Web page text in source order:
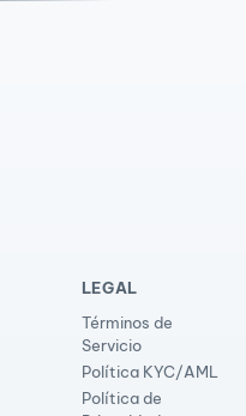
LEGAL
Términos de
Servicio
Política KYC/AML
Política de